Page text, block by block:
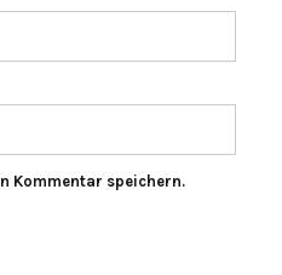
Kommentar speichern.